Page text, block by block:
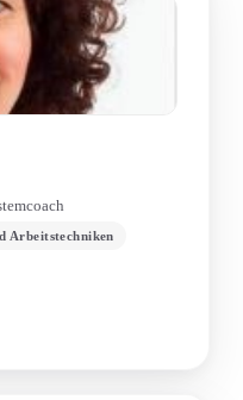
Arbeitstechniken